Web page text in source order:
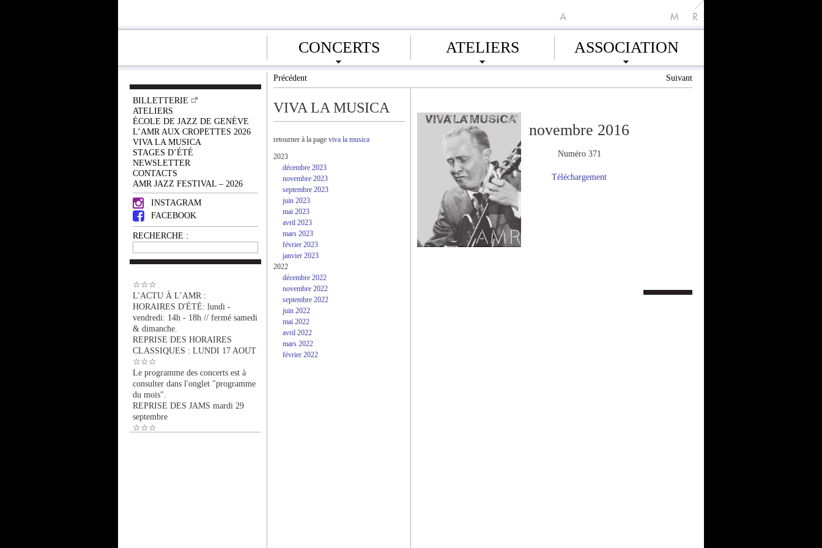
A M R
CONCERTS ATELIERS ASSOCIATION
BILLETTERIE
ATELIERS
ÉCOLE DE JAZZ DE GENÈVE
L’AMR AUX CROPETTES 2026
VIVA LA MUSICA
STAGES D’ÉTÉ
NEWSLETTER
CONTACTS
AMR JAZZ FESTIVAL – 2026
INSTAGRAM
FACEBOOK
RECHERCHE :
☆☆☆
L'ACTU À L’AMR :
HORAIRES D'ÉTÉ: lundi -
vendredi: 14h - 18h // fermé samedi
& dimanche.
REPRISE DES HORAIRES
CLASSIQUES : LUNDI 17 AOUT
☆☆☆
Le programme des concerts est à
consulter dans l'onglet "programme
du mois".
REPRISE DES JAMS mardi 29
septembre
☆☆☆
Précédent Suivant
VIVA LA MUSICA
retourner à la page viva la musica
2023
décembre 2023
novembre 2023
septembre 2023
juin 2023
mai 2023
avril 2023
mars 2023
février 2023
janvier 2023
2022
décembre 2022
novembre 2022
septembre 2022
juin 2022
mai 2022
avril 2022
mars 2022
février 2022
novembre 2016
Numéro 371
Téléchargement